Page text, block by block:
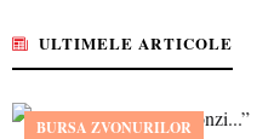
ULTIMELE ARTICOLE
BURSA ZVONURILOR